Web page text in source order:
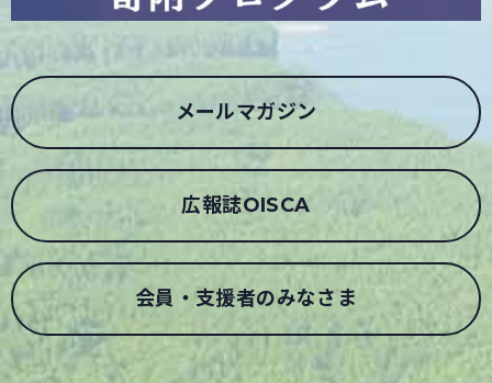
メールマガジン
広報誌OISCA
会員・支援者のみなさま